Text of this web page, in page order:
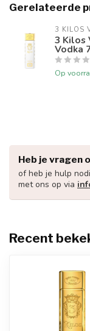
Gerelateerde
3 KILOS
3 Kilos
Vodka
Op
Heb je vragen
of heb je hulp
met ons op via
Recent